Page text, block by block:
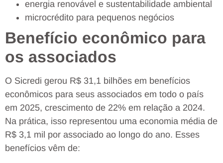
energia renovável e sustentabilidade ambiental
microcrédito para pequenos negócios
Benefício econômico para
os associados
O Sicredi gerou R$ 31,1 bilhões em benefícios
econômicos para seus associados em todo o país
em 2025, crescimento de 22% em relação a 2024.
Na prática, isso representou uma economia média de
R$ 3,1 mil por associado ao longo do ano. Esses
benefícios vêm de: